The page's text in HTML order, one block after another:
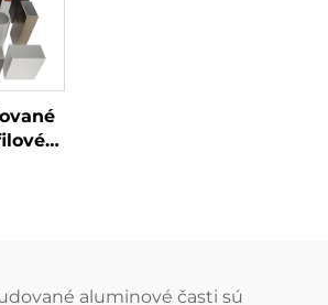
aluminové časti sú